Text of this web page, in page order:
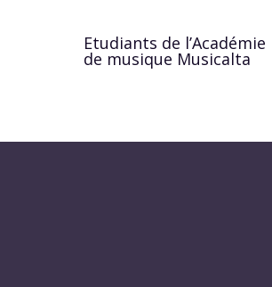
Etudiants de l’Académie
de musique Musicalta